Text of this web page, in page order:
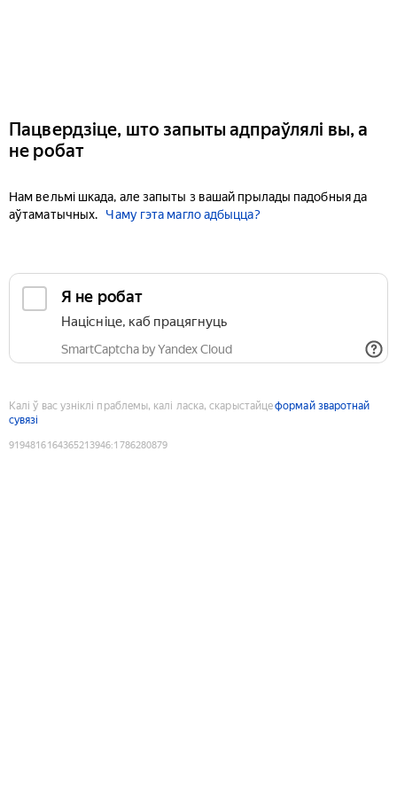
Пацвердзіце, што запыты адпраўлялі вы, а
не робат
Нам вельмі шкада, але запыты з вашай прылады падобныя да
аўтаматычных.
Чаму гэта магло адбыцца?
Я не робат
Націсніце, каб працягнуць
SmartCaptcha by Yandex Cloud
Калі ў вас узніклі праблемы, калі ласка, скарыстайцеформай зваротнай
сувязі
9194816164365213946:1786280879